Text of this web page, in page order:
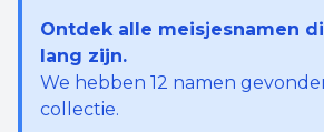
Ontdek alle meisjesnamen
lang zijn.
We hebben 12 namen
collectie.